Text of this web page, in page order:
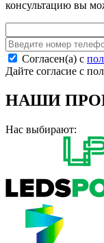
консультацию вы
Согласен(а) с
Дайте согласие с
НАШИ
Нас выбирают: